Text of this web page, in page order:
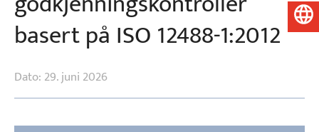
basert på ISO 12488-1:2012
Dato: 29. juni 2026
Norsk